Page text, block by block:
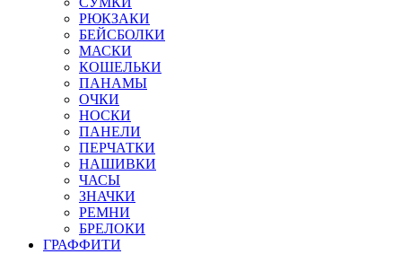
РЮКЗАКИ
БЕЙСБОЛКИ
МАСКИ
КОШЕЛЬКИ
ПАНАМЫ
ОЧКИ
НОСКИ
ПАНЕЛИ
ПЕРЧАТКИ
НАШИВКИ
ЧАСЫ
ЗНАЧКИ
РЕМНИ
БРЕЛОКИ
ГРАФФИТИ